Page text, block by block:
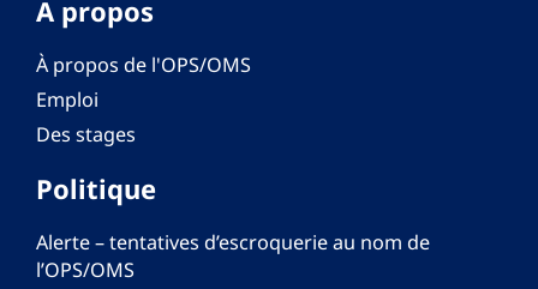
A propos
À propos de l'OPS/OMS
Emploi
Des stages
Politique
Alerte – tentatives d’escroquerie au nom de
l’OPS/OMS